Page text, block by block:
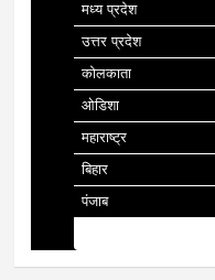
मध्य प्रदेश
उत्तर प्रदेश
कोलकाता
ओडिशा
महाराष्ट्र
बिहार
पंजाब